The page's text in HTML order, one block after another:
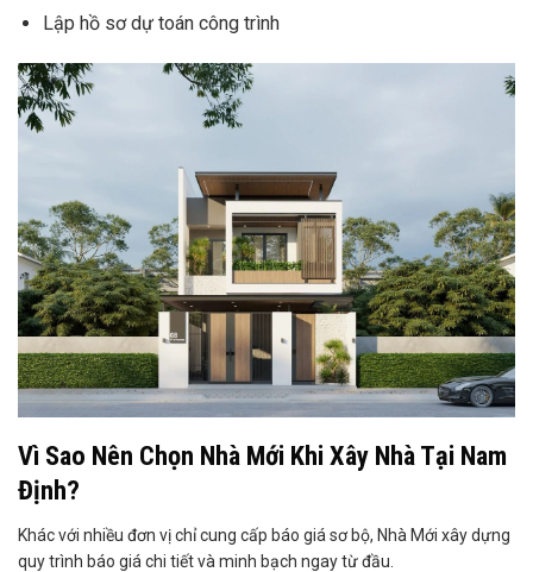
Lập hồ sơ dự toán công trình
Vì Sao Nên Chọn Nhà Mới Khi Xây Nhà Tại Nam
Định?
Khác với nhiều đơn vị chỉ cung cấp báo giá sơ bộ, Nhà Mới xây dựng
quy trình báo giá chi tiết và minh bạch ngay từ đầu.